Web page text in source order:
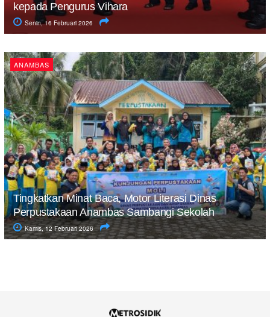
kepada Pengurus Vihara
Senin, 16 Februari 2026
ANAMBAS
Tingkatkan Minat Baca, Motor Literasi Dinas
Perpustakaan Anambas Sambangi Sekolah
Kamis, 12 Februari 2026